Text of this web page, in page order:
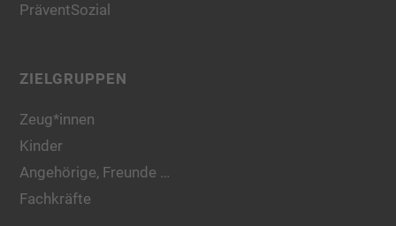
PräventSozial
ZIELGRUPPEN
Zeug*innen
Kinder
Angehörige, Freunde …
Fachkräfte